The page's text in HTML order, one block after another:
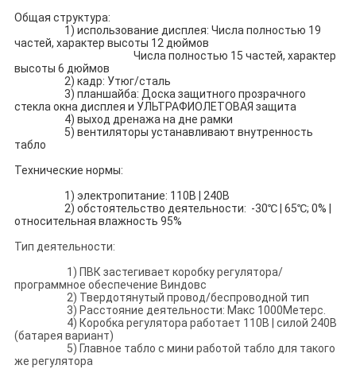
Общая структура:
1) использование дисплея: Числа полностью 19
частей, характер высоты 12 дюймов
Числа полностью 15 частей, характер
высоты 6 дюймов
2) кадр: Утюг/сталь
3) планшайба: Доска защитного прозрачного
стекла окна дисплея и УЛЬТРАФИОЛЕТОВАЯ защита
4) выход дренажа на дне рамки
5) вентиляторы устанавливают внутренность
табло
Технические нормы:
1) электропитание: 110В | 240В
2) обстоятельство деятельности: -30℃ | 65℃; 0% |
относительная влажность 95%
Тип деятельности:
1) ПВК застегивает коробку регулятора/
программное обеспечение Виндовс
2) Твердотянутый провод/беспроводной тип
3) Расстояние деятельности: Макс 1000Метерс.
4) Коробка регулятора работает 110В | силой 240В
(батарея вариант)
5) Главное табло с мини работой табло для такого
же регулятора